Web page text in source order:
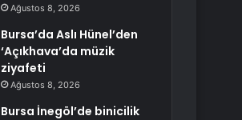
Ağustos 8, 2026
Bursa’da Aslı Hünel’den
‘Açıkhava’da müzik
ziyafeti
Ağustos 8, 2026
Bursa İnegöl’de binicilik